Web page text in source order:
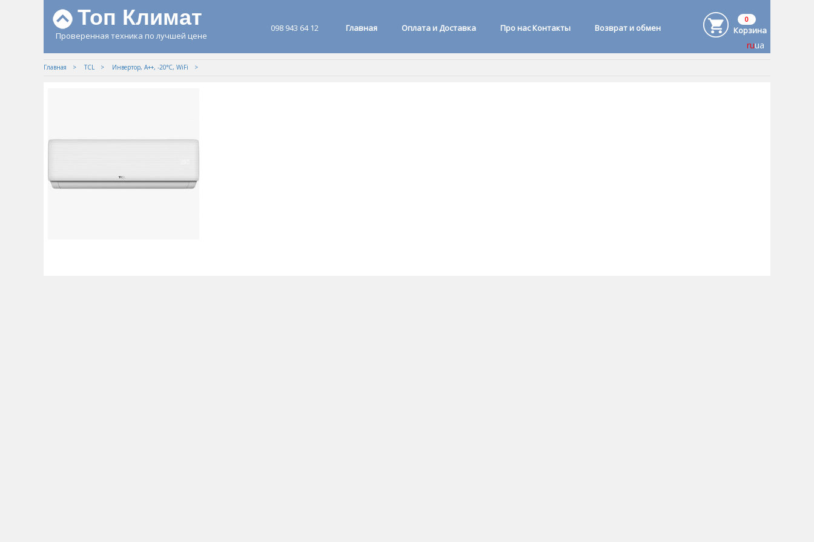
ruua
Топ Климат
Проверенная техника по лучшей цене
098 943 64 12 Главная Оплата и Доставка Про нас Контакты Возврат и обмен
0
Корзина
Главная TCL Инвертор, А++, -20°С, WiFi